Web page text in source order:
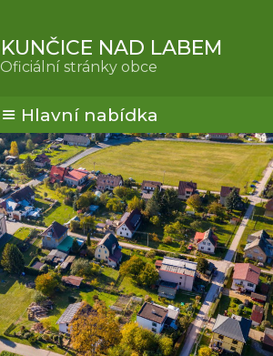
KUNČICE NAD LABEM
Oficiální stránky obce
Hlavní nabídka